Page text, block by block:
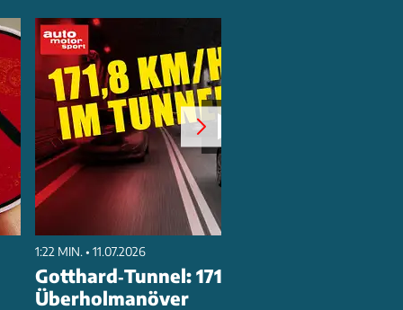
1:22 MIN. • 11.07.2026
Gotthard‑Tunnel: 171,8 km/h & 21
Überholmanöver